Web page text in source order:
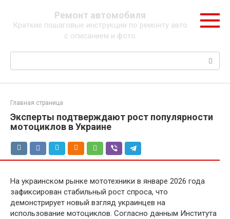
контенту
Ремонт автомобиля
Краткие пошаговые инструкции по ремонту авто
с описанием и фото
Поиск:
Главная страница
Эксперты подтверждают рост популярности
мотоциклов в Украине
На украинском рынке мототехники в январе 2026 года
зафиксирован стабильный рост спроса, что
демонстрирует новый взгляд украинцев на
использование мотоциклов. Согласно данным Института